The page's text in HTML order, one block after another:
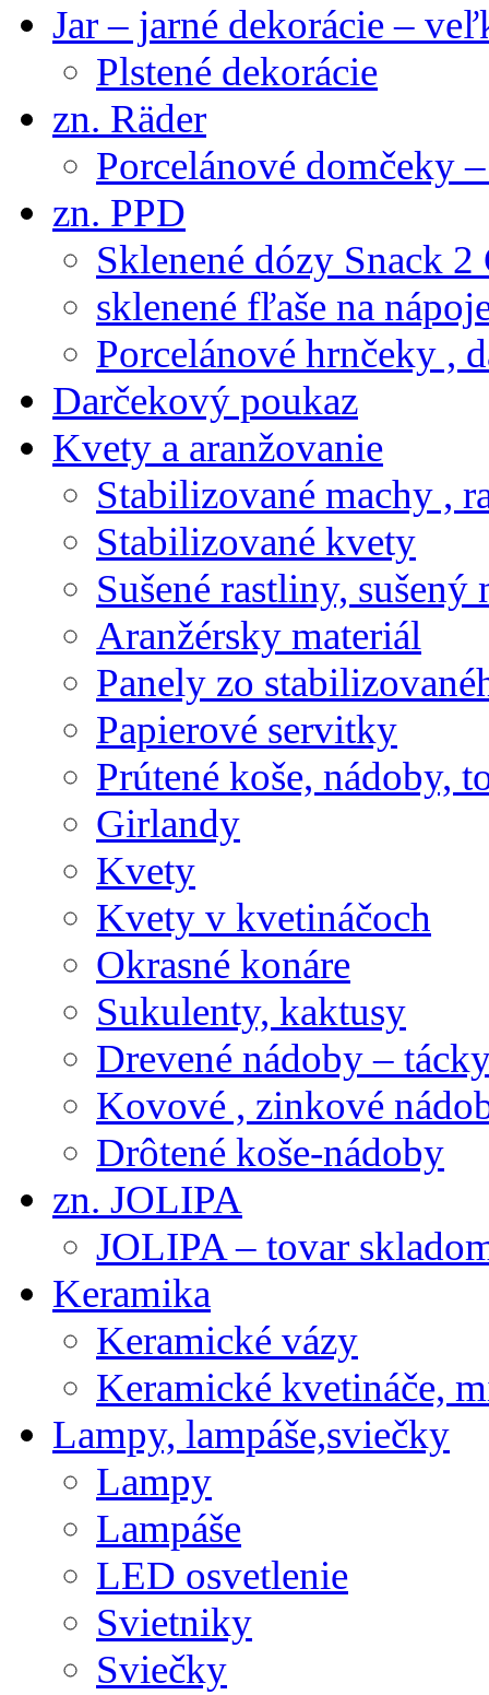
Jar – jarné dekorácie –
Plstené dekorácie
zn. Räder
Porcelánové domčeky
zn. PPD
Sklenené dózy Snack 2
sklenené fľaše na
Porcelánové hrnčeky ,
Darčekový poukaz
Kvety a aranžovanie
Stabilizované machy ,
Stabilizované kvety
Sušené rastliny,
Aranžérsky materiál
Panely zo
Papierové servitky
Prútené koše, nádoby,
Girlandy
Kvety
Kvety v kvetináčoch
Okrasné konáre
Sukulenty, kaktusy
Drevené nádoby –
Kovové , zinkové
Drôtené koše-nádoby
zn. JOLIPA
JOLIPA – tovar
Keramika
Keramické vázy
Keramické kvetináče,
Lampy, lampáše,sviečky
Lampy
Lampáše
LED osvetlenie
Svietniky
Sviečky